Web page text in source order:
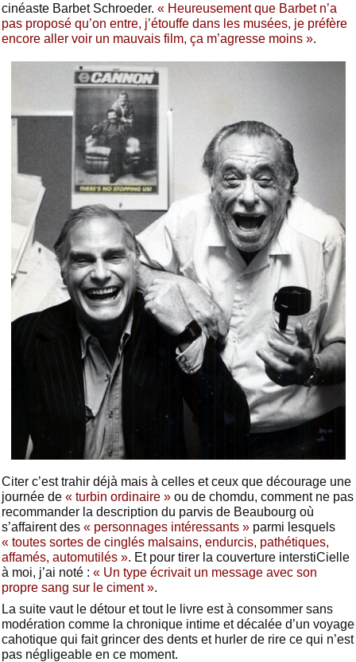
cinéaste Barbet Schroeder. « Heureusement que Barbet n’a
pas proposé qu’on entre, j’étouffe dans les musées, je préfère
encore aller voir un mauvais film, ça m’agresse moins ».
Citer c’est trahir déjà mais à celles et ceux que décourage une
journée de « turbin ordinaire » ou de chomdu, comment ne pas
recommander la description du parvis de Beaubourg où
s’affairent des « personnages intéressants » parmi lesquels
« toutes sortes de cinglés malsains, endurcis, pathétiques,
affamés, automutilés ». Et pour tirer la couverture interstiCielle
à moi, j’ai noté : « Un type écrivait un message avec son
propre sang sur le ciment ».
La suite vaut le détour et tout le livre est à consommer sans
modération comme la chronique intime et décalée d’un voyage
cahotique qui fait grincer des dents et hurler de rire ce qui n’est
pas négligeable en ce moment.